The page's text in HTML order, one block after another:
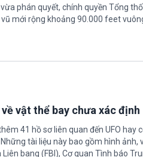
phán quyết, chính quyền Tổng
mới rộng khoảng 90.000 feet
vật thể bay chưa xác định
41 hồ sơ liên quan đến UFO hay
tài liệu này bao gồm hình ảnh,
bang (FBI), Cơ quan Tình báo